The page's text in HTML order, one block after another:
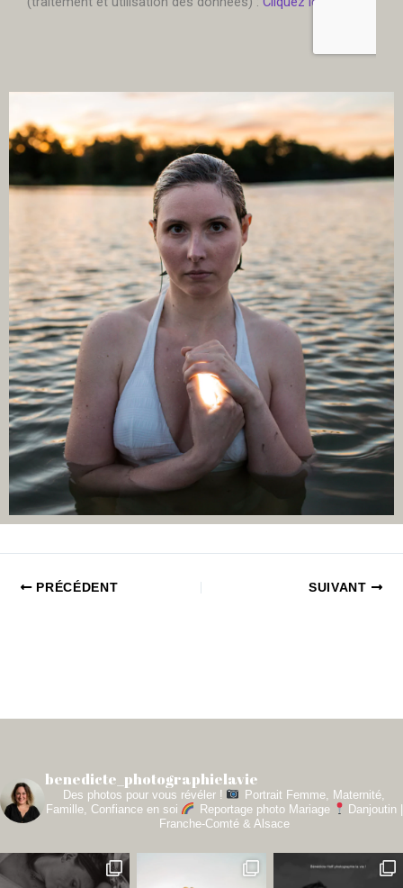
PRÉCÉDENT SUIVANT
benedicte_photographielavie
Des photos pour vous révéler !
Portrait Femme, Maternité,
Famille, Confiance en soi
Reportage photo Mariage
Danjoutin |
Franche-Comté & Alsace